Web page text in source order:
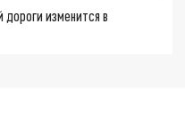
дороги изменится в